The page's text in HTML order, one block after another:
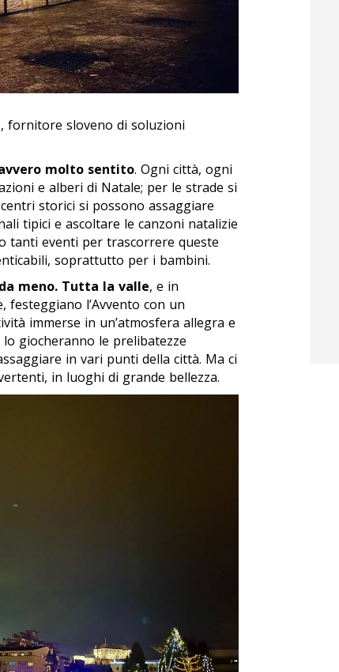
fornitore sloveno di soluzioni
molto sentito. Ogni città, ogni
e alberi di Natale; per le strade si
storici si possono assaggiare
tipici e ascoltare le canzoni natalizie
tanti eventi per trascorrere queste
soprattutto per i bambini.
meno. Tutta la valle, e in
festeggiano l’Avvento con un
immerse in un’atmosfera allegra e
giocheranno le prelibatezze
in vari punti della città. Ma ci
in luoghi di grande bellezza.